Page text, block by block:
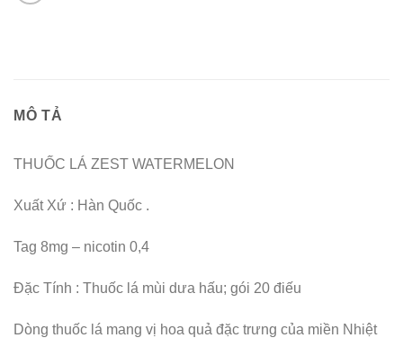
MÔ TẢ
THUỐC LÁ ZEST WATERMELON
Xuất Xứ : Hàn Quốc .
Tag 8mg – nicotin 0,4
Đặc Tính : Thuốc lá mùi dưa hấu; gói 20 điếu
Dòng thuốc lá mang vị hoa quả đặc trưng của miền Nhiệt